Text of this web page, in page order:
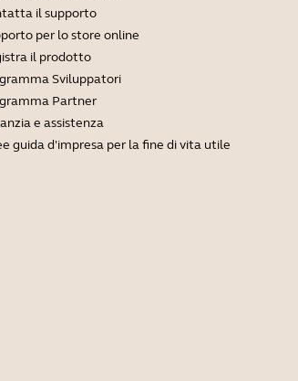
il supporto
per lo store online
il prodotto
Sviluppatori
Partner
e assistenza
guida d'impresa per la fine di vita utile